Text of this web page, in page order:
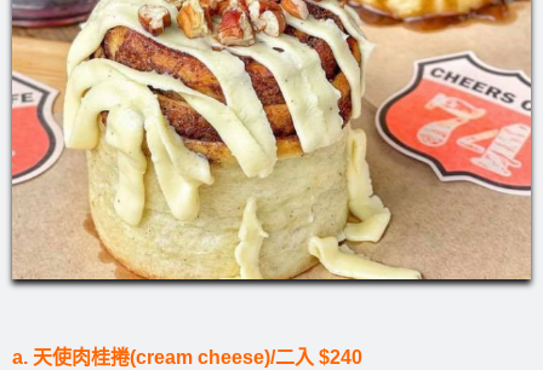
a. 天使肉桂捲(cream cheese)/二入 $240